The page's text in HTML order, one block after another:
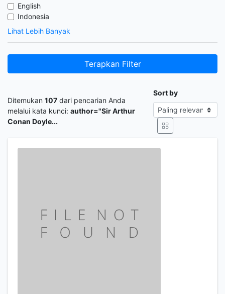
English
Indonesia
Lihat Lebih Banyak
Terapkan Filter
Ditemukan 107 dari pencarian Anda
melalui kata kunci: author="Sir Arthur
Conan Doyle...
Sort by